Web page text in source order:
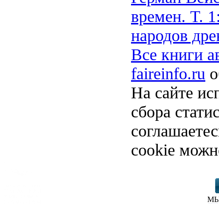
времен. Т.
народов
Все книги
faireinfo.ru
На сайте
сбора
cookie